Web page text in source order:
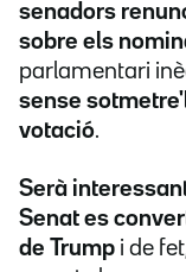
senadors
sobre els
parlamentari
sense
votació.
Serà
Senat es
de Trump i de